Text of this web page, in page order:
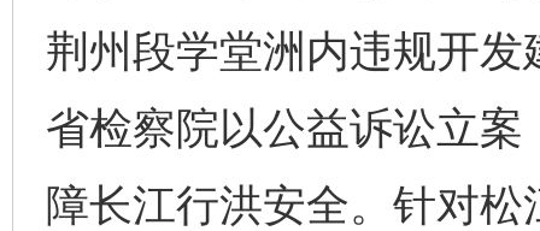
荆州段学堂洲内违规开
省检察院以公益诉讼立
障长江行洪安全。针对